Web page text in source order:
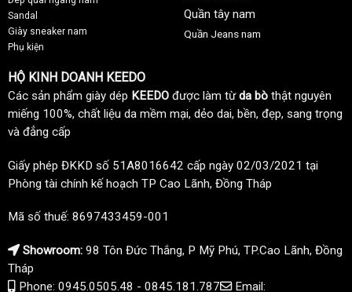
Sandal
Giày sneaker nam
Phụ kiện
Quần tây nam
Quần Jeans nam
HỘ KINH DOANH KEEDO
Các sản phẩm giày dép KEEDO được làm từda bò thật nguyên
miếng 100%, chất liệu da mềm mại, dẻo dai, bền, đẹp, sang trọng
và đẳng cấp
Giấy phép ĐKKD số 51A8016642 cấp ngày 02/03/2021 tại
Phòng tài chính kế hoạch TP Cao Lãnh, Đồng Tháp
Mã số thuế: 8697433459-001
Showroom: 98 Tôn Đức Thắng, P Mỹ Phú, TP.Cao Lãnh, Đồng
Tháp
Phone: 0945.0505.48 - 0845.181.787
Email: